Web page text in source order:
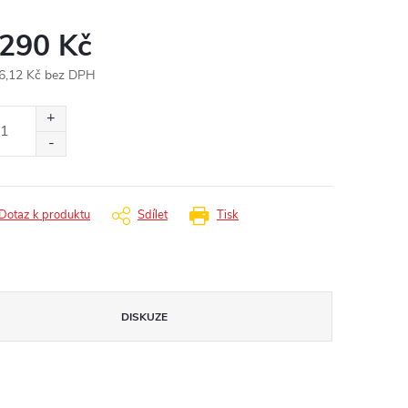
Kč
Kč bez DPH
Tisk
k produktu Sdílet
DISKUZE